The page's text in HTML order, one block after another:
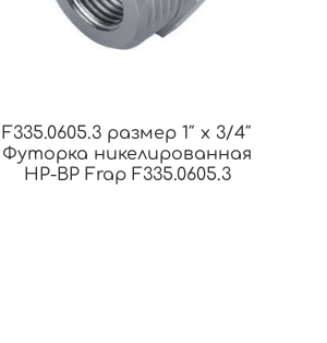
F335.0605.3 размер 1″ x 3/4″
Футорка никелированная
НР-ВР Frap F335.0605.3